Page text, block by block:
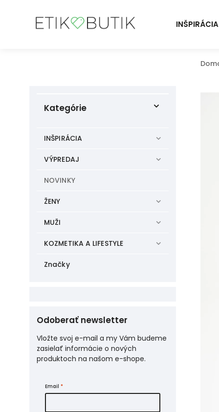
INŠPIRÁCIA
Kategórie
INŠPIRÁCIA
VÝPREDAJ
NOVINKY
ŽENY
MUŽI
KOZMETIKA A LIFESTYLE
Značky
Odoberať newsletter
Vložte svoj e-mail a my Vám budeme
zasielať informácie o nových
produktoch na našom e-shope.
Email